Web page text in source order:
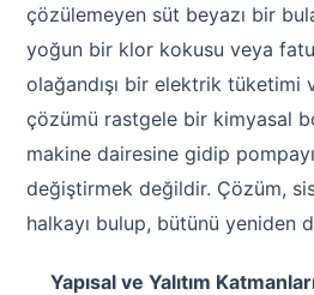
Süper Pool
Tuz
Temizleyici
Havuz Robotu Yedek
Dalgıç Pompa
çözülemeyen süt beyazı bir
yoğun bir klor kokusu veya
olağandışı bir elektrik tüketimi
çözümü rastgele bir kimyasal
makine dairesine gidip
değiştirmek değildir. Çözüm,
halkayı bulup, bütünü yeniden
Yapısal ve Yalıtım